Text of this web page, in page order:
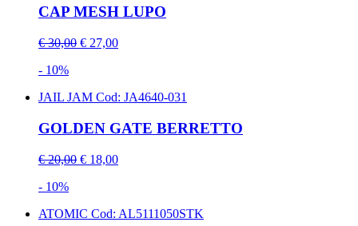
CAP MESH LUPO
€ 30,00 € 27,00
- 10%
JAIL JAM Cod: JA4640-031
GOLDEN GATE BERRETTO
€ 20,00 € 18,00
- 10%
ATOMIC Cod: AL5111050STK